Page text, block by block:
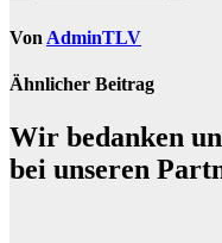
Von AdminTLV
Ähnlicher Beitrag
Wir bedanken
bei unseren